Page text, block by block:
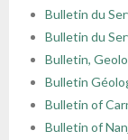
Bulletin du
Bulletin du
Bulletin,
Bulletin
Bulletin of
Bulletin of